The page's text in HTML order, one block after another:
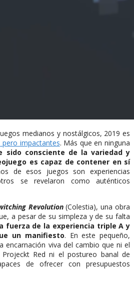
medianos y nostálgicos, 2019 es
impactantes. Más que en ninguna
sido consciente de la variedad y
es capaz de contener en sí
de esos juegos son experiencias
se revelaron como auténticos
Revolution(Colestia), una obra
a pesar de su simpleza y de su falta
fuerza de la experiencia triple A y
un manifiesto. En este pequeño,
encarnación viva del cambio que ni el
Red ni el postureo banal de
de ofrecer con presupuestos